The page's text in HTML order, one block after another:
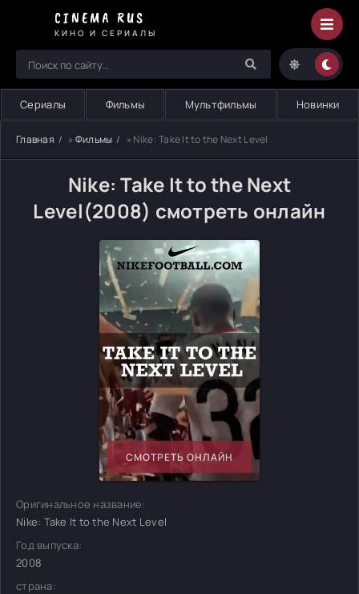
CINEMA RUS
КИНО И СЕРИАЛЫ
Сериалы Фильмы Мультфильмы Новинки
Главная » Фильмы » Nike: Take It to the Next Level
Nike: Take It to the Next
Level(2008) смотреть онлайн
СМОТРЕТЬ ОНЛАЙН
Оригинальное название:
Nike: Take It to the Next Level
Год выпуска:
2008
страна: